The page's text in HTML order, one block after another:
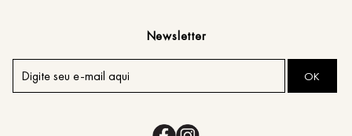
Newsletter
OK